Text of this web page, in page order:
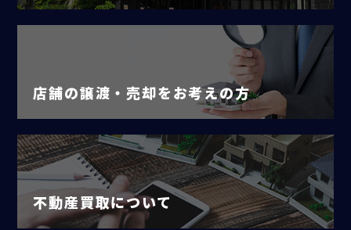
店舗の譲渡・売却をお考えの方
不動産買取について